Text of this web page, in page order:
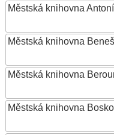
Městská knihovna
Městská knihovna
Městská knihovna
Městská knihovna